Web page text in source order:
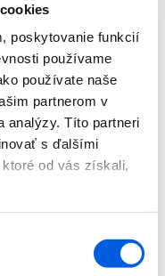
poskytovanie funkcií
používame
používate naše
partnerom v
analýzy. Títo partneri
s ďalšími
od vás získali,